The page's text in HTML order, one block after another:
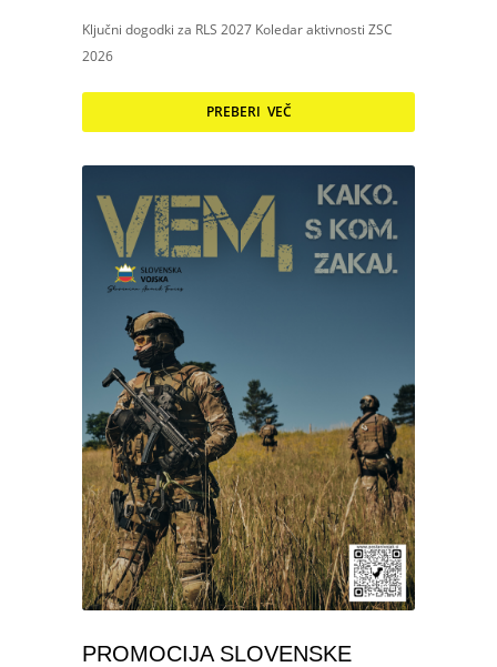
Ključni dogodki za RLS 2027 Koledar aktivnosti ZSC
2026
PREBERI VEČ
PROMOCIJA SLOVENSKE